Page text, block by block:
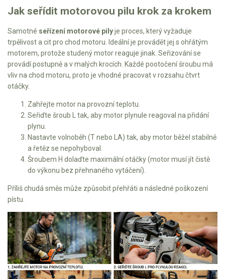
Elektrické tříkolky pro seniory
Elektrické čtyřkolky
Náhradní díly
Zahradní traktory
Řetězové pily
Náhradní díly pro křovinořezy
Náhradní díly pro sekačky
Jak seřídit motorovou pilu krok za krokem
Samotné seřízení motorové pilyje proces, který vyžaduje
trpělivost a cit pro chod motoru. Ideální je provádět jej s ohřátým
motorem, protože studený motor reaguje jinak. Seřizování se
provádí postupně a v malých krocích. Každé pootočení šroubu má
vliv na chod motoru, proto je vhodné pracovat v rozsahu čtvrt
otáčky.
Zahřejte motor na provozní teplotu.
Seřiďte šroub L tak, aby motor plynule reagoval na přidání
plynu.
Nastavte volnoběh (T nebo LA) tak, aby motor běžel stabilně
a řetěz se nepohyboval.
Šroubem H dolaďte maximální otáčky (motor musí jít čistě
do výkonu bez přehnaného vytáčení).
Příliš chudá směs může způsobit přehřáti a následné poškození
pístu.